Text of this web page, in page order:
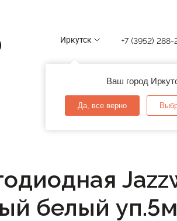
Иркутск
Ваш город
Да, все верно
+7 (3952)
белый